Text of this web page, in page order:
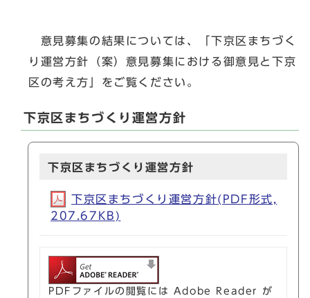
意見募集の結果については、「下京区まちづく
り運営方針（案）意見募集における御意見と下京
区の考え方」をご覧ください。
下京区まちづくり運営方針
下京区まちづくり運営方針
下京区まちづくり運営方針(PDF形式,
207.67KB)
PDFファイルの閲覧には Adobe Reader が